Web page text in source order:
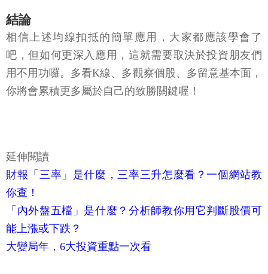
結論
相信上述均線扣抵的簡單應用，大家都應該學會了
吧，但如何更深入應用，這就需要取決於投資朋友們
用不用功囉。多看K線、多觀察個股、多留意基本面，
你將會累積更多屬於自己的致勝關鍵喔！
延伸閱讀
財報「三率」是什麼，三率三升怎麼看？一個網站教
你查！
「內外盤五檔」是什麼？分析師教你用它判斷股價可
能上漲或下跌？
大變局年，6大投資重點一次看